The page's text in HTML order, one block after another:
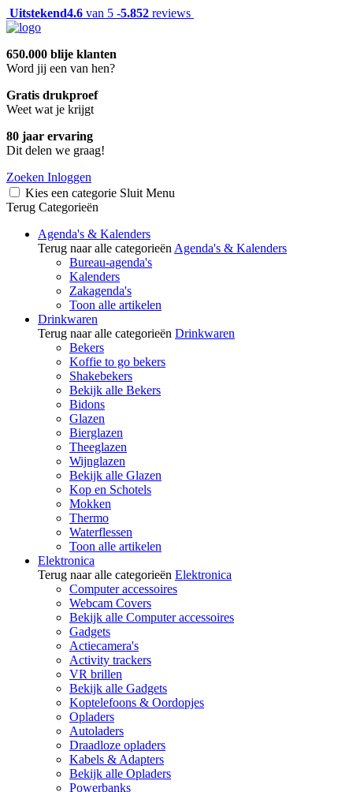
Uitstekend4.6 van 5 -5.852 reviews
650.000 blije klanten
Word jij een van hen?
Gratis drukproef
Weet wat je krijgt
80 jaar ervaring
Dit delen we graag!
Zoeken Inloggen
Kies een categorie Sluit Menu
Terug Categorieën
Agenda's & Kalenders
Terug naar alle categorieën Agenda's & Kalenders
Bureau-agenda's
Kalenders
Zakagenda's
Toon alle artikelen
Drinkwaren
Terug naar alle categorieën Drinkwaren
Bekers
Koffie to go bekers
Shakebekers
Bekijk alle Bekers
Bidons
Glazen
Bierglazen
Theeglazen
Wijnglazen
Bekijk alle Glazen
Kop en Schotels
Mokken
Thermo
Waterflessen
Toon alle artikelen
Elektronica
Terug naar alle categorieën Elektronica
Computer accessoires
Webcam Covers
Bekijk alle Computer accessoires
Gadgets
Actiecamera's
Activity trackers
VR brillen
Bekijk alle Gadgets
Koptelefoons & Oordopjes
Opladers
Autoladers
Draadloze opladers
Kabels & Adapters
Bekijk alle Opladers
Powerbanks